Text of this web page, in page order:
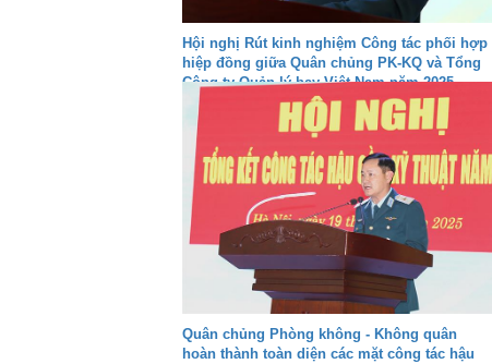
Hội nghị Rút kinh nghiệm Công tác phối hợp
hiệp đồng giữa Quân chủng PK-KQ và Tổng
Công ty Quản lý bay Việt Nam năm 2025.
Quân chủng Phòng không - Không quân
hoàn thành toàn diện các mặt công tác hậu